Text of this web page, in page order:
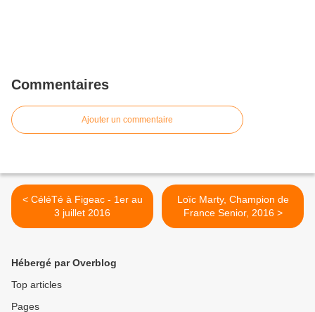
Commentaires
Ajouter un commentaire
< CéléTé à Figeac - 1er au
3 juillet 2016
Loïc Marty, Champion de
France Senior, 2016 >
Hébergé par Overblog
Top articles
Pages